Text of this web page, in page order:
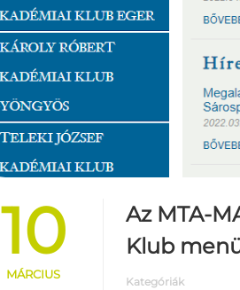
10
MÁRCIUS
Az MTA-
Klub
Kategóriák